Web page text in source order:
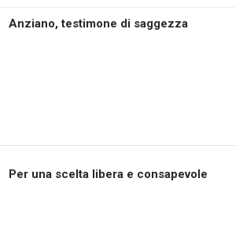
Anziano, testimone di saggezza
Per una scelta libera e consapevole